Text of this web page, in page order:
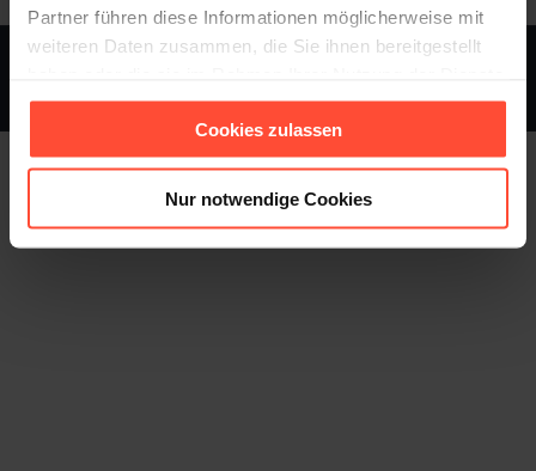
Partner führen diese Informationen möglicherweise mit
weiteren Daten zusammen, die Sie ihnen bereitgestellt
gesammelt haben.
Cookies zulassen
Nur notwendige Cookies
Footer